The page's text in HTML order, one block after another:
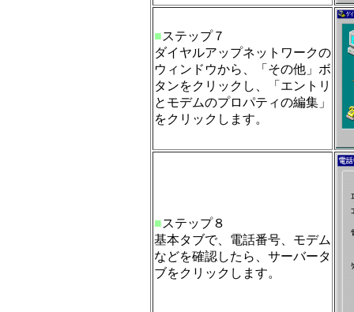
■ステップ７
ダイヤルアップネットワークの
ウィンドウから、「その他」ボ
タンをクリックし、「エントリ
とモデムのプロパティの編集」
をクリックします。
■ステップ８
基本タブで、電話番号、モデム
などを確認したら、サーバータ
ブをクリックします。